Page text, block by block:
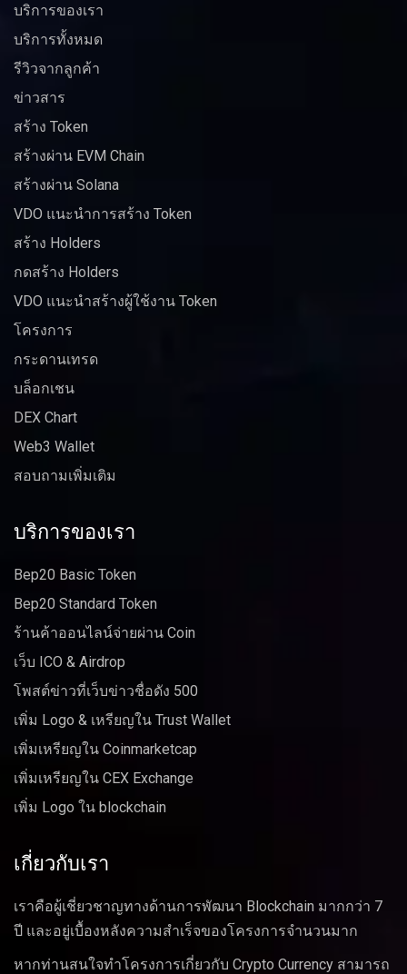
บริการของเรา
บริการทั้งหมด
รีวิวจากลูกค้า
ข่าวสาร
สร้าง Token
สร้างผ่าน EVM Chain
สร้างผ่าน Solana
VDO แนะนำการสร้าง Token
สร้าง Holders
กดสร้าง Holders
VDO แนะนำสร้างผู้ใช้งาน Token
โครงการ
กระดานเทรด
บล็อกเชน
DEX Chart
Web3 Wallet
สอบถามเพิ่มเติม
บริการของเรา
Bep20 Basic Token
Bep20 Standard Token
ร้านค้าออนไลน์จ่ายผ่าน Coin
เว็บ ICO & Airdrop
โพสต์ข่าวที่เว็บข่าวชื่อดัง 500
เพิ่ม Logo & เหรียญใน Trust Wallet
เพิ่มเหรียญใน Coinmarketcap
เพิ่มเหรียญใน CEX Exchange
เพิ่ม Logo ใน blockchain
เกี่ยวกับเรา
เราคือผู้เชี่ยวชาญทางด้านการพัฒนา Blockchain มากกว่า 7
ปี และอยู่เบื้องหลังความสำเร็จของโครงการจำนวนมาก
หากท่านสนใจทำโครงการเกี่ยวกับ Crypto Currency สามารถ